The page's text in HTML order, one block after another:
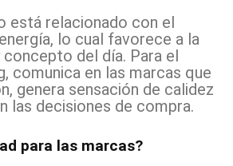
está relacionado con el
lo cual favorece a la
del día. Para el
comunica en las marcas que
genera sensación de calidez
las decisiones de compra.
para las marcas?